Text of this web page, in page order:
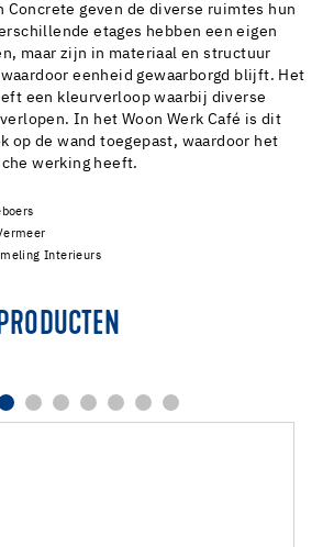
Concrete geven de diverse ruimtes hun
etages hebben een eigen
maar zijn in materiaal en structuur
eenheid gewaarborgd blijft. Het
een kleurverloop waarbij diverse
In het Woon Werk Café is dit
op de wand toegepast, waardoor het
werking heeft.
Interieurs